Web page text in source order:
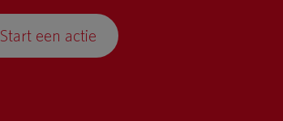
Start een actie